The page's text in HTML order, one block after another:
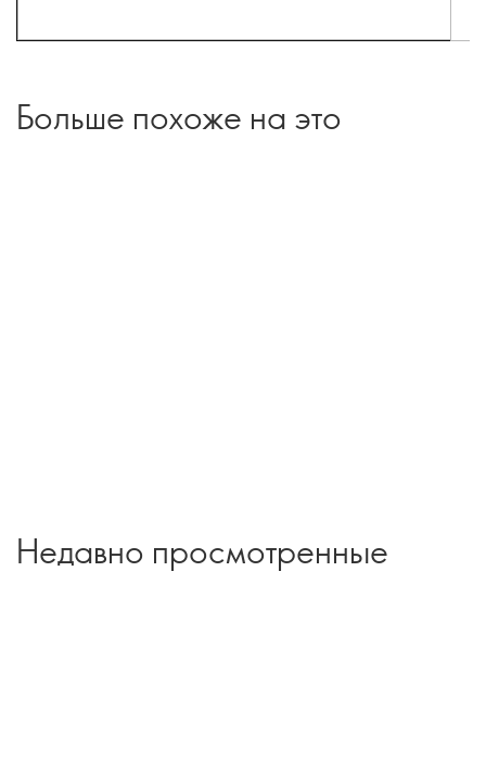
Больше похоже на это
Недавно просмотренные